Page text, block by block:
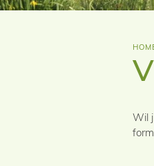
Wil